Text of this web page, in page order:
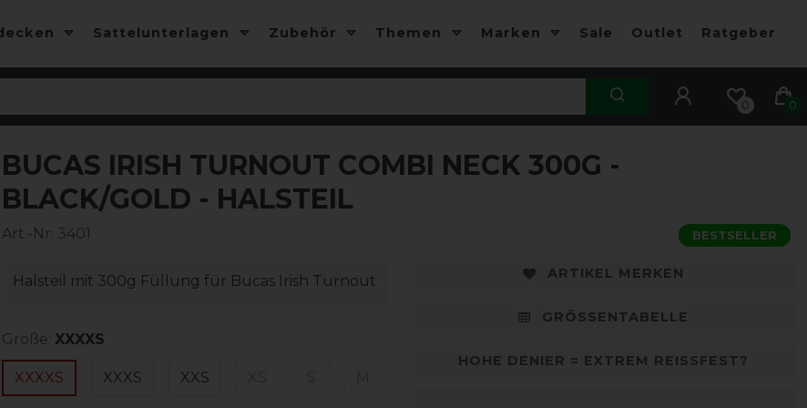
Sattelunterlagen Zubehör Themen Marken Sale Outlet Ratgeber
0 0
BUCAS IRISH TURNOUT COMBI NECK 300G -
BLACK/GOLD - HALSTEIL
Art.-Nr: 3401 BESTSELLER
Halsteil mit 300g Füllung für Bucas Irish Turnout
Größe: XXXXS
XXXXS XXXS XXS
ARTIKEL MERKEN
GRÖSSENTABELLE
HOHE DENIER = EXTREM REISSFEST?